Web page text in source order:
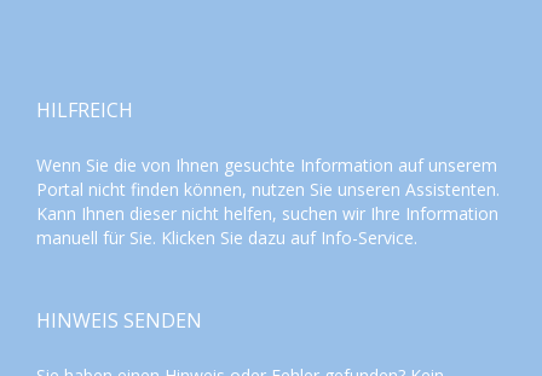
HILFREICH
Wenn Sie die von Ihnen gesuchte Information auf unserem
Portal nicht finden können, nutzen Sie unseren Assistenten.
Kann Ihnen dieser nicht helfen, suchen wir Ihre Information
manuell für Sie. Klicken Sie dazu auf Info-Service.
HINWEIS SENDEN